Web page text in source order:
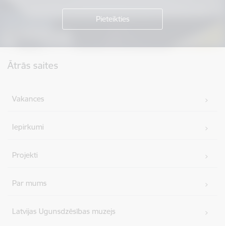
Ātrās saites
Vakances
Iepirkumi
Projekti
Par mums
Latvijas Ugunsdzēsības muzejs